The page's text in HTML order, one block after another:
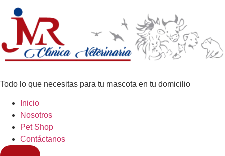
Todo lo que necesitas para tu mascota en tu domicilio
Inicio
Nosotros
Pet Shop
Contáctanos